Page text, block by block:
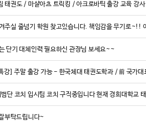
태권도 / 마샬아츠 트릭킹 / 아크로바틱 출강 교육 강사
주실 줄넘기 학원 찾고있습니다. 책임감을 무기로~!!
단기 대체인력 필요하신 관장님 보세요~~
강] 주말 출강 가능 - 한국체대 태권도학과 / 前 국가대
단 코치 입시팀 코치 구직중입니다 현재 경희대학교
부탁드립니다~